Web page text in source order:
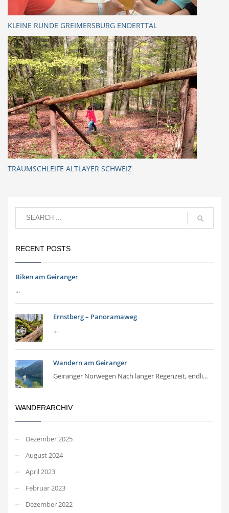
KLEINE RUNDE GREIMERSBURG ENDERTTAL
TRAUMSCHLEIFE ALTLAYER SCHWEIZ
RECENT POSTS
Biken am Geiranger
...
Ernstberg – Panoramaweg
...
Wandern am Geiranger
Geiranger Norwegen Nach langer Regenzeit, endli...
WANDERARCHIV
Dezember 2025
August 2024
April 2023
Februar 2023
Dezember 2022